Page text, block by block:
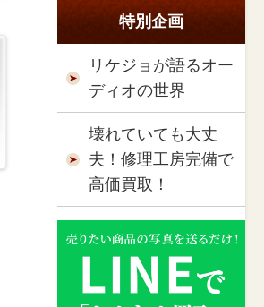
特別企画
リケジョが語るオー
ディオの世界
壊れていても大丈
夫！修理工房完備で
高価買取！